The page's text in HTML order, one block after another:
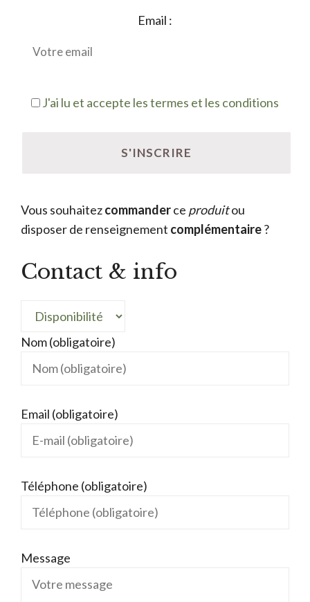
Email :
J'ai lu et accepte les termes et les conditions
Vous souhaitezcommanderce produitou
disposer de renseignement complémentaire?
Contact & info
Nom (obligatoire)
Email (obligatoire)
Téléphone (obligatoire)
Message